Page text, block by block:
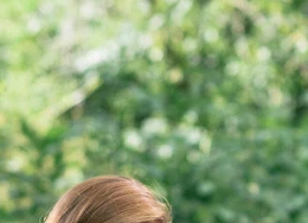
(inkl. PTBS)
Hyperaktivitätsstörung